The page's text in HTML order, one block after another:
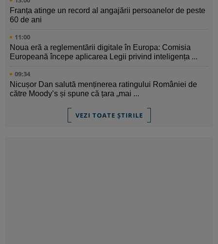
Franța atinge un record al angajării persoanelor de peste
60 de ani
11:00
Noua eră a reglementării digitale în Europa: Comisia
Europeană începe aplicarea Legii privind inteligența ...
09:34
Nicușor Dan salută menținerea ratingului României de
către Moody’s și spune că țara „mai ...
VEZI TOATE ȘTIRILE